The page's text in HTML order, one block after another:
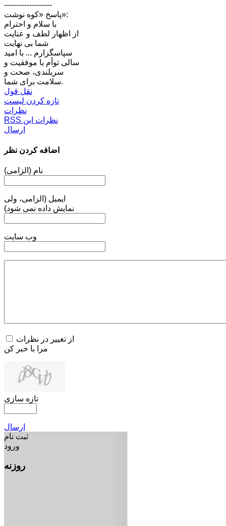
-------------------
پاسخ «کوه نوشت»:
با سلام و احترام
از اظهار لطف و عنایت
شما بی نهایت
سپاسگزارم ... با امید
سالی توأم با موفقیت و
سربلندی، صحت و
سلامت برای شما.
نقل قول
تازه کردن لیست
نظرات
RSS نظرات این
ارسال
اضافه کردن نظر
نام (الزامی)
ایمیل (الزامی، ولی
نمایش داده نمی شود)
وب سایت
از تغییر در نظرات
مرا با خبر کن
تازه سازی
ارسال
ثبت نام
ورود
روزنه